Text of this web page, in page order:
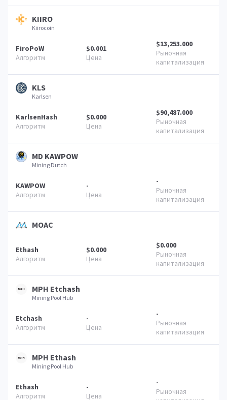
KIIRO
Kiirocoin
FiroPoW $0.001 $13,253.000
KLS
Karlsen
KarlsenHash $0.000 $90,487.000
MD KAWPOW
Mining Dutch
KAWPOW - -
MOAC
Ethash $0.000 $0.000
MPH Etchash
Mining Pool Hub
Etchash - -
MPH Ethash
Mining Pool Hub
Ethash - -